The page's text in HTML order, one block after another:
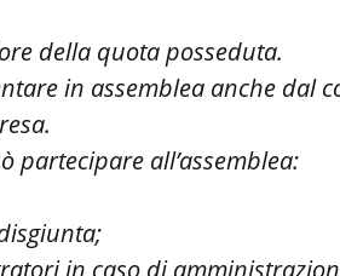
della quota posseduta.
in assemblea anche dal
partecipare all’assemblea:
in caso di